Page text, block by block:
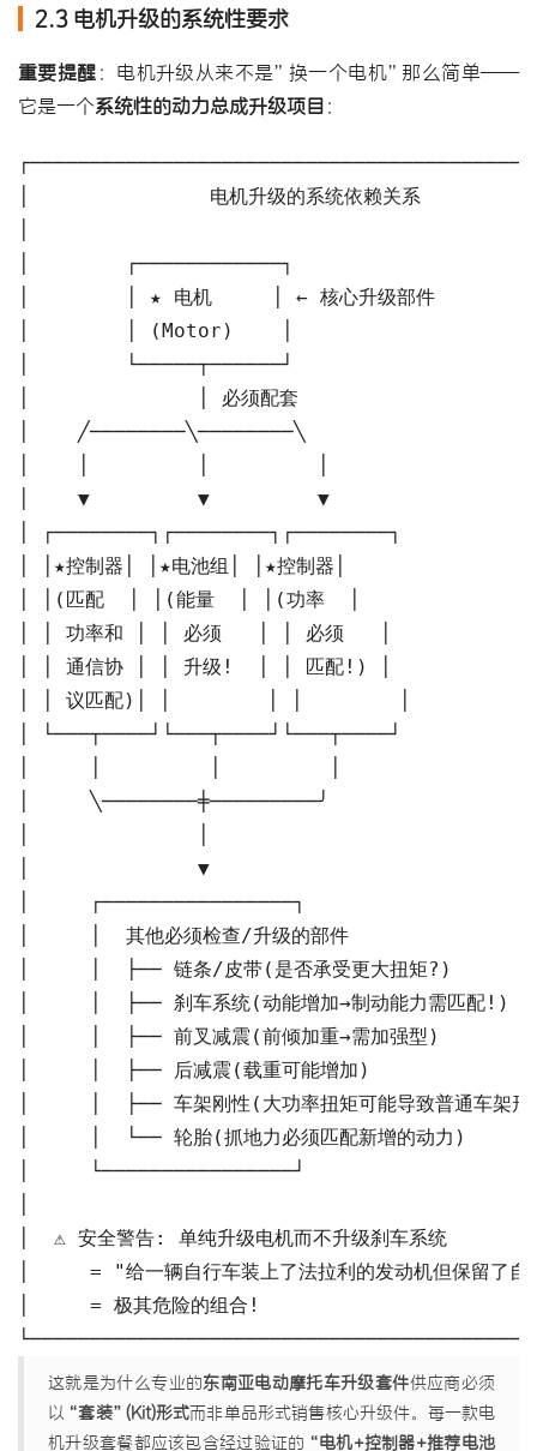
2.3 电机升级的系统性要求
重要提醒 ：电机升级从来不是”换一个电机”那么简单——
它是一个系统性的动力总成升级项目 ：
│               电机升级的系统依赖关系
│        ┌────────────┐
│        │ ★ 电机     │ ← 核心升级部件
│        │ (Motor)    │
│        └─────┬──────┘
│              │ 必须配套
│    ╱────────╲────────╲
│    ▼         ▼         ▼
│
│ │★控制器│ │★电池组│ │★控制器│
│ │(匹配  │ │(能量  │ │(功率  │
│ │ 功率和 │ │ 必须   │ │ 必须   │
│ │ 通信协 │ │ 升级!  │ │ 匹配!) │
│ │ 议匹配)│ │        │ │        │
│
│     ╲────────╪─────────╯
│              ▼
│     ┌────────────────┐
│     │  其他必须检查/升级的部件
│     │  ├── 链条/皮带(是否承受更大扭矩
│     │  ├── 刹车系统(动能增加→制动能力需匹配!)
│     │  ├── 前叉减震(前倾加重→需加强
│     │  ├── 后减震(载重可能增加)
│     │  ├── 车架刚性(大功率扭矩可能导致普通
│     │  └── 轮胎(抓地力必须匹配新增的
│     └────────────────┘
│  ⚠️ 安全警告: 单纯升级电机而不升级刹车
│     = "给一辆自行车装上了法拉利的发动机但保留了
│     = 极其危险的组合!
这就是为什么专业的东南亚电动摩托车升级套件供应商必须
以 “套装”(Kit)形式而非单品形式销售核心升级件。每一款电
机升级套餐都应该包含经过验证的 “电机+控制器+推荐电池